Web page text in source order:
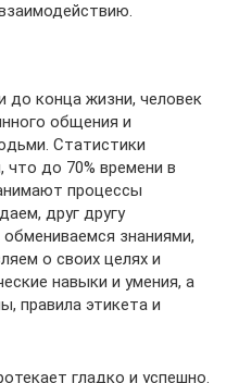
до конца жизни, человек
общения и
Статистики
что до 70% времени в
процессы
друг другу
знаниями,
о своих целях и
навыки и умения, а
правила этикета и
гладко и успешно.